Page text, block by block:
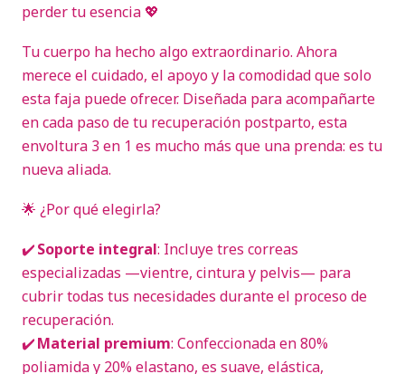
perder tu esencia 💖
Tu cuerpo ha hecho algo extraordinario. Ahora
merece el cuidado, el apoyo y la comodidad que solo
esta faja puede ofrecer. Diseñada para acompañarte
en cada paso de tu recuperación postparto, esta
envoltura 3 en 1 es mucho más que una prenda: es tu
nueva aliada.
🌟 ¿Por qué elegirla?
✔️Soporte integral: Incluye tres correas
especializadas —vientre, cintura y pelvis— para
cubrir todas tus necesidades durante el proceso de
recuperación.
✔️Material premium: Confeccionada en 80%
poliamida y 20% elastano, es suave, elástica,